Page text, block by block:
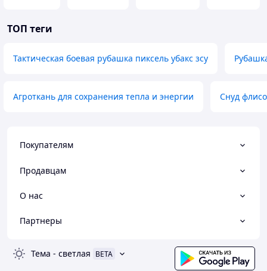
ТОП теги
Тактическая боевая рубашка пиксель убакс зсу
Агроткань для сохранения тепла и энергии Снуд
Покупателям
Продавцам
О нас
Партнеры
Тема - светлая BETA